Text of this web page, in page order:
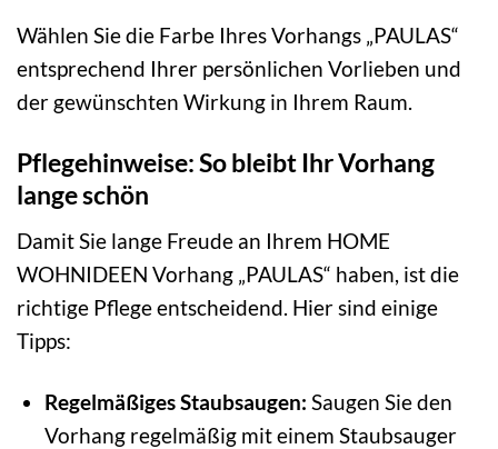
Wählen Sie die Farbe Ihres Vorhangs „PAULAS“
entsprechend Ihrer persönlichen Vorlieben und
der gewünschten Wirkung in Ihrem Raum.
Pflegehinweise: So bleibt Ihr Vorhang
lange schön
Damit Sie lange Freude an Ihrem HOME
WOHNIDEEN Vorhang „PAULAS“ haben, ist die
richtige Pflege entscheidend. Hier sind einige
Tipps:
Regelmäßiges Staubsaugen: Saugen Sie den
Vorhang regelmäßig mit einem Staubsauger